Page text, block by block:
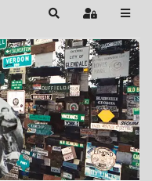
SearchSign In